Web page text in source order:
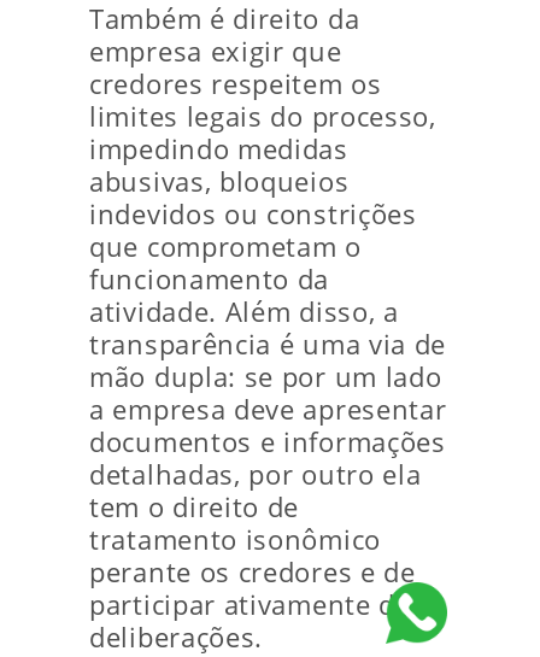
Também é direito da
empresa exigir que
credores respeitem os
limites legais do processo,
impedindo medidas
abusivas, bloqueios
indevidos ou constrições
que comprometam o
funcionamento da
atividade. Além disso, a
transparência é uma via de
mão dupla: se por um lado
a empresa deve apresentar
documentos e informações
detalhadas, por outro ela
tem o direito de
tratamento isonômico
perante os credores e de
participar ativamente das
deliberações.